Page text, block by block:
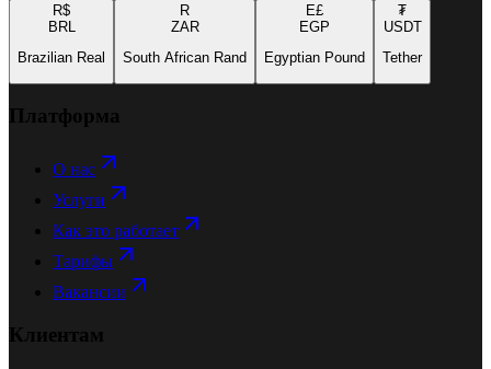
R$
BRL
Brazilian Real
R
ZAR
South African Rand
E£
EGP
Egyptian Pound
₮
USDT
Tether
Платформа
О нас
Услуги
Как это работает
Тарифы
Вакансии
Клиентам